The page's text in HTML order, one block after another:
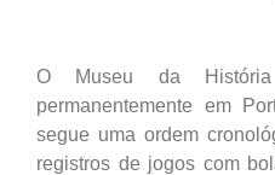
O Museu da
permanentemente em
segue uma ordem
registros de jogos com